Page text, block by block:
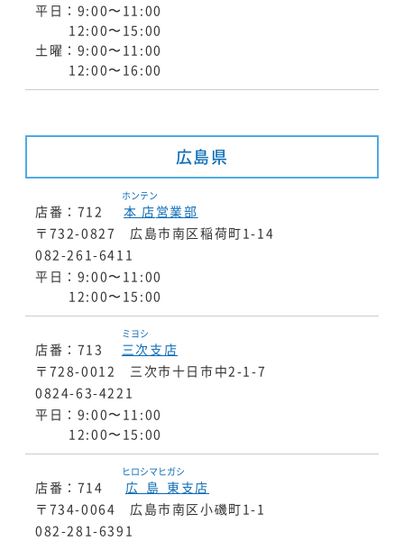
平日：9:00〜11:00
12:00〜15:00
土曜：9:00〜11:00
12:00〜16:00
広島県
店番：712 本店
ホンテン
営業部
〒732-0827 広島市南区稲荷町1-14
082-261-6411
平日：9:00〜11:00
12:00〜15:00
店番：713 三次
ミヨシ
支店
〒728-0012 三次市十日市中2-1-7
0824-63-4221
平日：9:00〜11:00
12:00〜15:00
店番：714 広島東
ヒロシマヒガシ
支店
〒734-0064 広島市南区小磯町1-1
082-281-6391